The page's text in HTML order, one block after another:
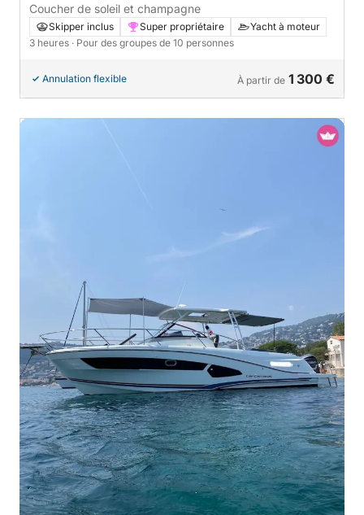
Coucher de soleil et champagne
Skipper inclus Super propriétaire
Yacht à moteur
3 heures · Pour des groupes de 10 personnes
Annulation flexible À partir de 1 300 €